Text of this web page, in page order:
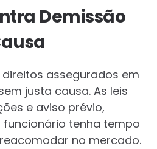
Demissão
assegurados em
justa causa. As leis
e aviso prévio,
tenha tempo
no mercado.